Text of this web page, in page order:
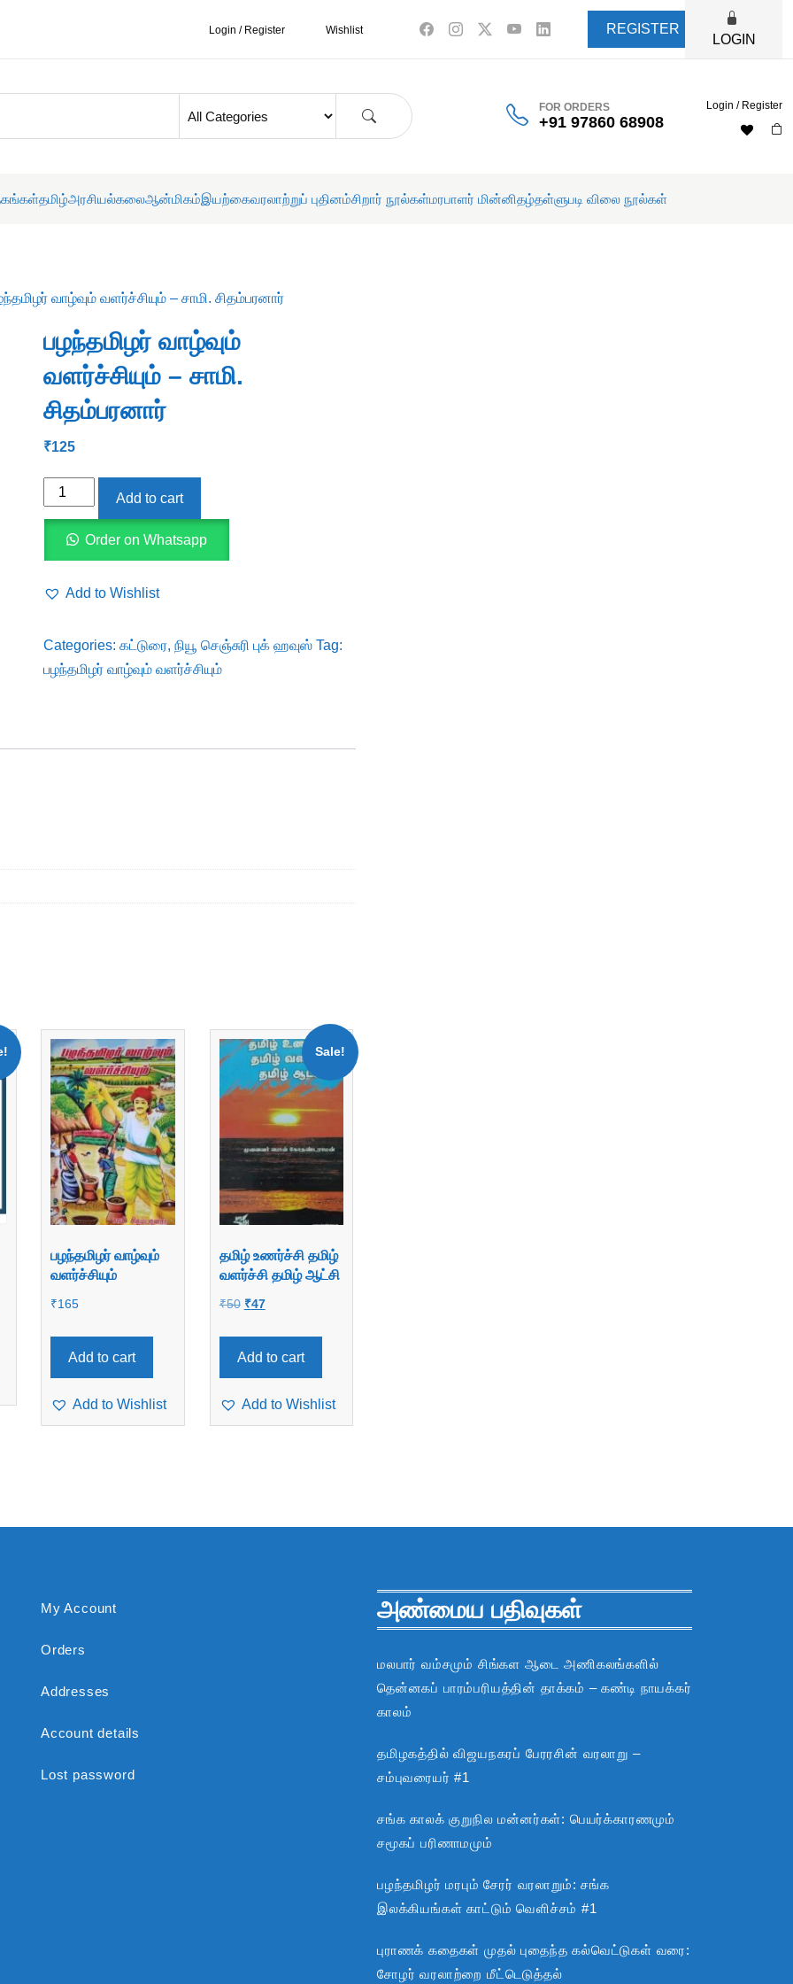
Login / Register Wishlist REGISTER
LOGIN
FOR ORDERS
+91 97860 68908
Login / Register
தமிழ்அரசியல்கலைஆன்மிகம்இயற்கைவரலாற்றுப் புதினம்சிறார் நூல்கள்மரபாளர் மின்னிதழ்தள்ளுபடி விலை நூல்கள்
வாழ்வும் வளர்ச்சியும் – சாமி. சிதம்பரனார்
பழந்தமிழர் வாழ்வும்
வளர்ச்சியும் – சாமி.
சிதம்பரனார்
₹125
பழந்தமிழர்
வளர்ச்சியும்
-
சாமி.
Add to cart
Order on Whatsapp
Add to Wishlist
Categories: கட்டுரை, நியூ செஞ்சுரி புக் ஹவுஸ் Tag:
பழந்தமிழர் வாழ்வும் வளர்ச்சியும்
பழந்தமிழர் வாழ்வும்
வளர்ச்சியும்
₹165
Add to cart
Add to Wishlist
Sale!
தமிழ் உணர்ச்சி தமிழ்
வளர்ச்சி தமிழ் ஆட்சி
₹50 Original
was:
₹50.
₹47Current
is:
₹47.
Add to cart
Add to Wishlist
My Account
Orders
Addresses
Account details
Lost password
அண்மைய பதிவுகள்
மலபார் வம்சமும் சிங்கள ஆடை அணிகலங்களில்
தென்னகப் பாரம்பரியத்தின் தாக்கம் – கண்டி நாயக்கர்
காலம்
தமிழகத்தில் விஜயநகரப் பேரரசின் வரலாறு –
சம்புவரையர் #1
சங்க காலக் குறுநில மன்னர்கள்: பெயர்க்காரணமும்
சமூகப் பரிணாமமும்
பழந்தமிழர் மரபும் சேரர் வரலாறும்: சங்க
இலக்கியங்கள் காட்டும் வெளிச்சம் #1
புராணக் கதைகள் முதல் புதைந்த கல்வெட்டுகள் வரை:
சோழர் வரலாற்றை மீட்டெடுத்தல்